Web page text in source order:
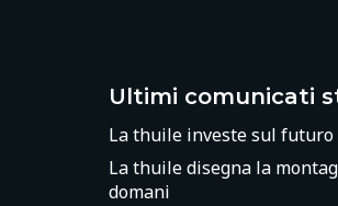
Ultimi comunicati
La thuile investe sul futuro
La thuile disegna la
domani